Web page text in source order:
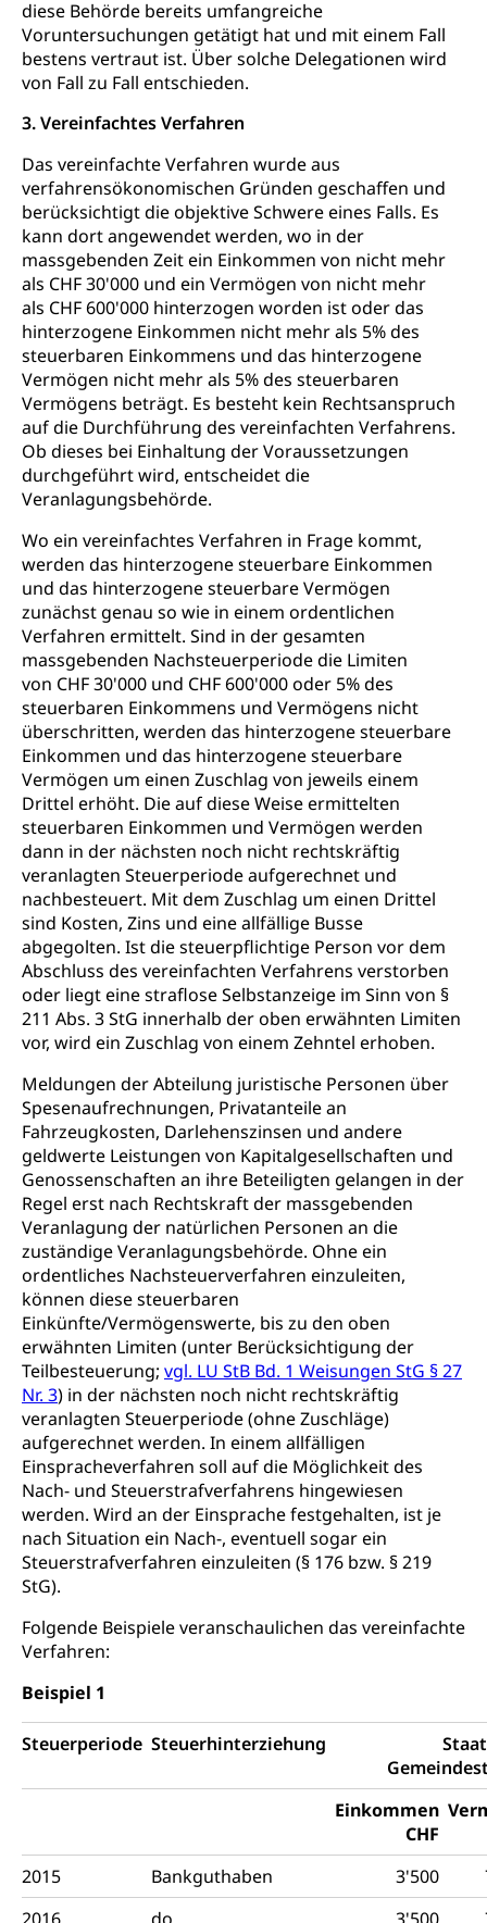
diese Behörde bereits umfangreiche
Voruntersuchungen getätigt hat und mit einem Fall
bestens vertraut ist. Über solche Delegationen wird
von Fall zu Fall entschieden.
3. Vereinfachtes Verfahren
Das vereinfachte Verfahren wurde aus
verfahrensökonomischen Gründen geschaffen und
berücksichtigt die objektive Schwere eines Falls. Es
kann dort angewendet werden, wo in der
massgebenden Zeit ein Einkommen von nicht mehr
als CHF 30'000 und ein Vermögen von nicht mehr
als CHF 600'000 hinterzogen worden ist oder das
hinterzogene Einkommen nicht mehr als 5% des
steuerbaren Einkommens und das hinterzogene
Vermögen nicht mehr als 5% des steuerbaren
Vermögens beträgt. Es besteht kein Rechtsanspruch
auf die Durchführung des vereinfachten Verfahrens.
Ob dieses bei Einhaltung der Voraussetzungen
durchgeführt wird, entscheidet die
Veranlagungsbehörde.
Wo ein vereinfachtes Verfahren in Frage kommt,
werden das hinterzogene steuerbare Einkommen
und das hinterzogene steuerbare Vermögen
zunächst genau so wie in einem ordentlichen
Verfahren ermittelt. Sind in der gesamten
massgebenden Nachsteuerperiode die Limiten
von CHF 30'000 und CHF 600'000 oder 5% des
steuerbaren Einkommens und Vermögens nicht
überschritten, werden das hinterzogene steuerbare
Einkommen und das hinterzogene steuerbare
Vermögen um einen Zuschlag von jeweils einem
Drittel erhöht. Die auf diese Weise ermittelten
steuerbaren Einkommen und Vermögen werden
dann in der nächsten noch nicht rechtskräftig
veranlagten Steuerperiode aufgerechnet und
nachbesteuert. Mit dem Zuschlag um einen Drittel
sind Kosten, Zins und eine allfällige Busse
abgegolten. Ist die steuerpflichtige Person vor dem
Abschluss des vereinfachten Verfahrens verstorben
oder liegt eine straflose Selbstanzeige im Sinn von §
211 Abs. 3 StG innerhalb der oben erwähnten Limiten
vor, wird ein Zuschlag von einem Zehntel erhoben.
Meldungen der Abteilung juristische Personen über
Spesenaufrechnungen, Privatanteile an
Fahrzeugkosten, Darlehenszinsen und andere
geldwerte Leistungen von Kapitalgesellschaften und
Genossenschaften an ihre Beteiligten gelangen in der
Regel erst nach Rechtskraft der massgebenden
Veranlagung der natürlichen Personen an die
zuständige Veranlagungsbehörde. Ohne ein
ordentliches Nachsteuerverfahren einzuleiten,
können diese steuerbaren
Einkünfte/Vermögenswerte, bis zu den oben
erwähnten Limiten (unter Berücksichtigung der
Teilbesteuerung; vgl. LU StB Bd. 1 Weisungen StG § 27
Nr. 3) in der nächsten noch nicht rechtskräftig
veranlagten Steuerperiode (ohne Zuschläge)
aufgerechnet werden. In einem allfälligen
Einspracheverfahren soll auf die Möglichkeit des
Nach- und Steuerstrafverfahrens hingewiesen
werden. Wird an der Einsprache festgehalten, ist je
nach Situation ein Nach-, eventuell sogar ein
Steuerstrafverfahren einzuleiten (§ 176 bzw. § 219
StG).
Folgende Beispiele veranschaulichen das vereinfachte
Verfahren:
Beispiel 1
Steuerperiode Steuerhinterziehung
Einkommen
CHF
2015 Bankguthaben 3'500
Naturschutz, Umweltschutz
Natur (Dienststelle Landwirtschaft und
Wald)
Natur- und Lanschaftsschutz (GEO-Portal
Boden
Chemie und Gifte
Luzern)
Eigentum
Liegenschaft, Immobilie, Grundstück
ÖREB-Kataster
Grundeigentümerabfrage
Energie
Strom, Energieversorgung, Stromversorgung,
Energieverbrauch, Stromverbrauch, Energiequelle,
Windenergie, Wasserkraft, Sonnenenergie, fossile
Energie, erneuerbare Energie, Biomasse
Energiefachstellenkonferenz Zentralschweiz
Grundbuch
Grundbucheintrag, Grundbuchamt,
Grundeigentum, Grundstück
Grundbuch
(Geoportal)
Luft und Klima
Klimaveränderung, Treibhauseffekt
Atmosphäre, Luft, Klima (Geoportal)
Klima
Raumplanung
Raumplan, Nutzungsplan
Raumdatenpool
Richtplanung Kanton Luzern (ARE)
Raum und Wirtschaft rawi